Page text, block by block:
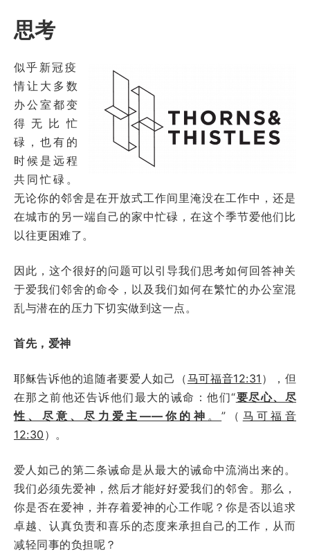
思考
似乎新冠疫
情让大多数
办公室都变
得无比忙
碌，也有的
时候是远程
共同忙碌。
无论你的邻舍是在开放式工作间里淹没在工作中，还是
在城市的另一端自己的家中忙碌，在这个季节爱他们比
以往更困难了。
因此，这个很好的问题可以引导我们思考如何回答神关
于爱我们邻舍的命令，以及我们如何在繁忙的办公室混
乱与潜在的压力下切实做到这一点。
首先，爱神
耶稣告诉他的追随者要爱人如己（马可福音12:31 ），但
在那之前他还告诉他们最大的诫命：他们“要尽心、尽
性、尽意、尽力爱主——你的神 。”（ 马可福音
12:30 ）。
爱人如己的第二条诫命是从最大的诫命中流淌出来的。
我们必须先爱神，然后才能好好爱我们的邻舍。那么，
你是否在爱神，并存着爱神的心工作呢？你是否以追求
卓越、认真负责和喜乐的态度来承担自己的工作，从而
减轻同事的负担呢？